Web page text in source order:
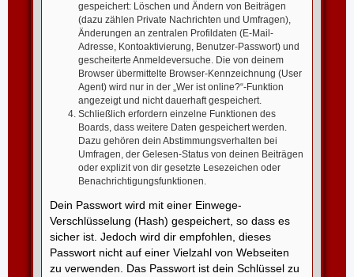
gespeichert: Löschen und Ändern von Beiträgen
(dazu zählen Private Nachrichten und Umfragen),
Änderungen an zentralen Profildaten (E-Mail-
Adresse, Kontoaktivierung, Benutzer-Passwort) und
gescheiterte Anmeldeversuche. Die von deinem
Browser übermittelte Browser-Kennzeichnung (User
Agent) wird nur in der „Wer ist online?“-Funktion
angezeigt und nicht dauerhaft gespeichert.
Schließlich erfordern einzelne Funktionen des
Boards, dass weitere Daten gespeichert werden.
Dazu gehören dein Abstimmungsverhalten bei
Umfragen, der Gelesen-Status von deinen Beiträgen
oder explizit von dir gesetzte Lesezeichen oder
Benachrichtigungsfunktionen.
Dein Passwort wird mit einer Einwege-
Verschlüsselung (Hash) gespeichert, so dass es
sicher ist. Jedoch wird dir empfohlen, dieses
Passwort nicht auf einer Vielzahl von Webseiten
zu verwenden. Das Passwort ist dein Schlüssel zu